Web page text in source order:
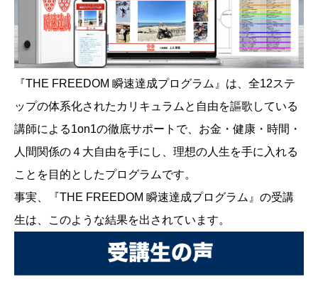
『THE FREEDOM 瞬速達成プログラム』は、全12ステ
ップの体系化されたカリキュラムと自由を謳歌している
講師による1on1の徹底サポートで、お金・健康・時間・
人間関係の４大自由を手にし、理想の人生を手に入れる
ことを目的としたプログラムです。
事実、『THE FREEDOM 瞬速達成プログラム』の受講
生は、このような結果を出されています。